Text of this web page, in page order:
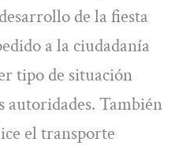
de la fiesta
a la ciudadanía
tipo de situación
autoridades. También
el transporte